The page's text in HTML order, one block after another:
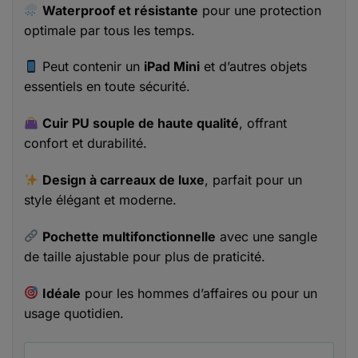
Waterproof et résistante pour une protection
optimale par tous les temps.
Peut contenir un iPad Mini et d’autres objets
essentiels en toute sécurité.
Cuir PU souple de haute qualité, offrant
confort et durabilité.
Design à carreaux de luxe, parfait pour un
style élégant et moderne.
Pochette multifonctionnelle avec une sangle
de taille ajustable pour plus de praticité.
Idéale pour les hommes d’affaires ou pour un
usage quotidien.